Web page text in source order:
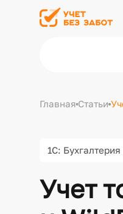
Главная Статьи
1С:
Учет